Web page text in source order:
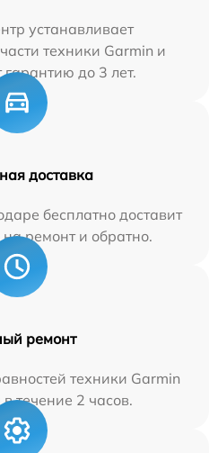
устанавливает
техники Garmin и
гарантию до 3 лет.
доставка
бесплатно доставит
ремонт и обратно.
ремонт
техники Garmin
течение 2 часов.